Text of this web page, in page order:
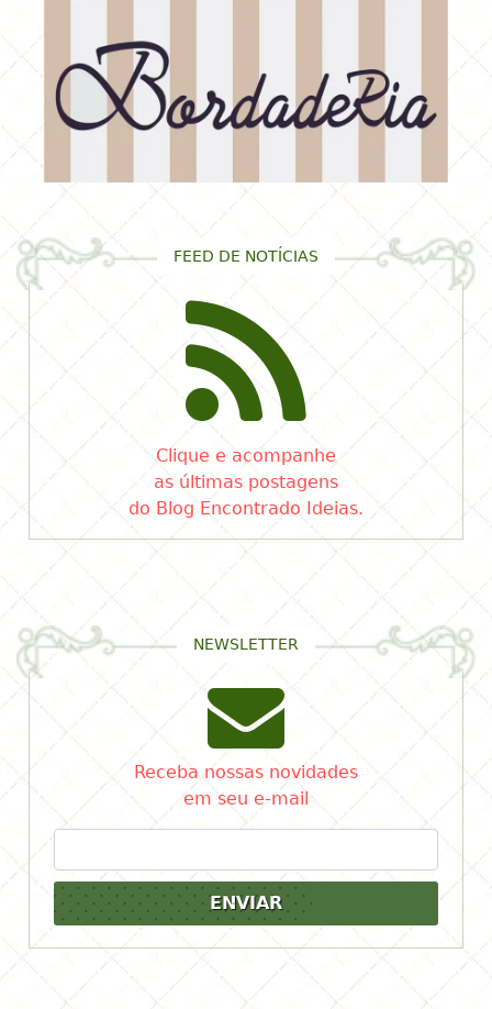
FEED DE NOTÍCIAS
Clique e acompanhe
as últimas postagens
do Blog Encontrado Ideias.
NEWSLETTER
Receba nossas novidades
em seu e-mail
ENVIAR